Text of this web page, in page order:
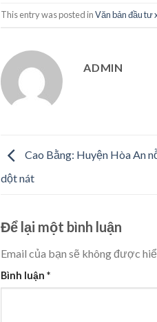
This entry was posted inVăn bản đầu tư
ADMIN
Cao Bằng: Huyện Hòa An
dột nát
Để lại một bình luận
Email của bạn sẽ không được
Bình luận *